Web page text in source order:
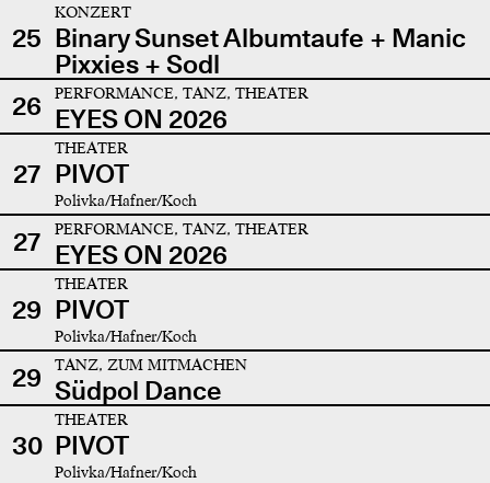
25
KONZERT
Binary Sunset Albumtaufe + Manic
Pixxies + Sodl
26
PERFORMANCE, TANZ, THEATER
EYES ON 2026
27
THEATER
PIVOT
Polivka/Hafner/Koch
27 PERFORMANCE, TANZ, THEATER
EYES ON 2026
29
THEATER
PIVOT
Polivka/Hafner/Koch
29 TANZ, ZUM MITMACHEN
Südpol Dance
30
THEATER
PIVOT
Polivka/Hafner/Koch